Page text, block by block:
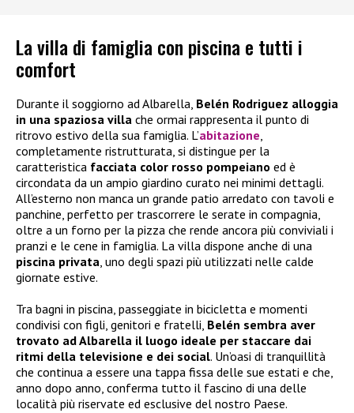
La villa di famiglia con piscina e tutti i
comfort
Durante il soggiorno ad Albarella, Belén Rodriguez alloggia
in una spaziosa villa che ormai rappresenta il punto di
ritrovo estivo della sua famiglia. L’abitazione,
completamente ristrutturata, si distingue per la
caratteristica facciata color rosso pompeiano ed è
circondata da un ampio giardino curato nei minimi dettagli.
All’esterno non manca un grande patio arredato con tavoli e
panchine, perfetto per trascorrere le serate in compagnia,
oltre a un forno per la pizza che rende ancora più conviviali i
pranzi e le cene in famiglia. La villa dispone anche di una
piscina privata, uno degli spazi più utilizzati nelle calde
giornate estive.
Tra bagni in piscina, passeggiate in bicicletta e momenti
condivisi con figli, genitori e fratelli, Belén sembra aver
trovato ad Albarella il luogo ideale per staccare dai
ritmi della televisione e dei social. Un’oasi di tranquillità
che continua a essere una tappa fissa delle sue estati e che,
anno dopo anno, conferma tutto il fascino di una delle
località più riservate ed esclusive del nostro Paese.